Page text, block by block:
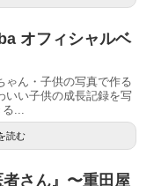
オフィシャルベ
ゃん・子供の写真で作る
いい子供の成長記録を写
...
読む
さん』〜重田屋